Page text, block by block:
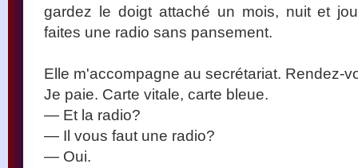
gardez le doigt attaché un mois, nuit et
faites une radio sans pansement.
Elle m'accompagne au secrétariat. Rendez-
Je paie. Carte vitale, carte bleue.
— Et la radio?
— Il vous faut une radio?
— Oui.